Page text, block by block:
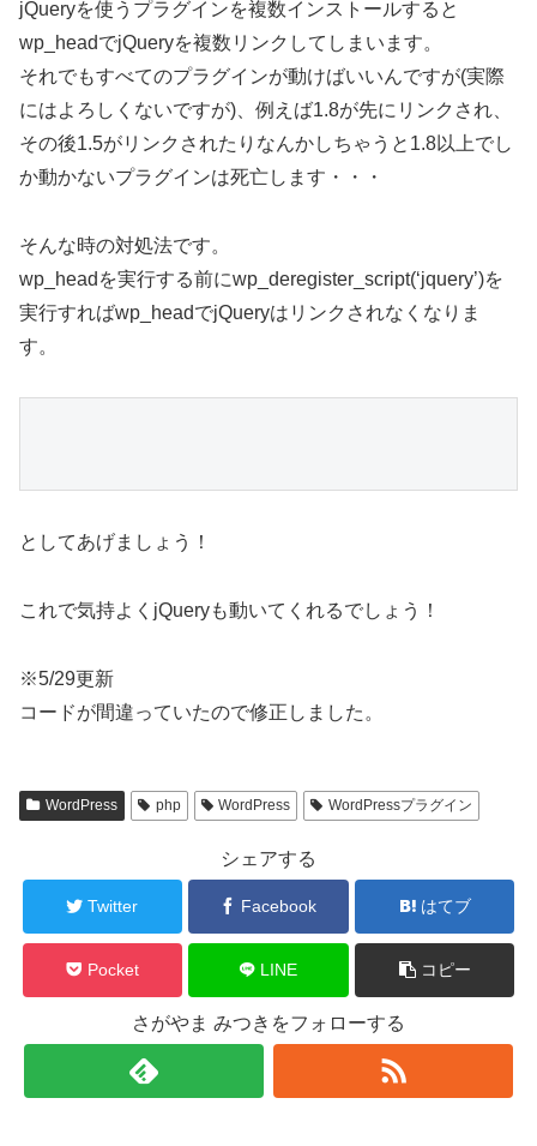
jQueryを使うプラグインを複数インストールすると
wp_headでjQueryを複数リンクしてしまいます。
それでもすべてのプラグインが動けばいいんですが(実際
にはよろしくないですが)、例えば1.8が先にリンクされ、
その後1.5がリンクされたりなんかしちゃうと1.8以上でし
か動かないプラグインは死亡します・・・
そんな時の対処法です。
wp_headを実行する前にwp_deregister_script(‘jquery’)を
実行すればwp_headでjQueryはリンクされなくなりま
す。
としてあげましょう！
これで気持よくjQueryも動いてくれるでしょう！
※5/29更新
コードが間違っていたので修正しました。
WordPress php WordPress WordPressプラグイン
シェアする
Twitter Facebook はてブ
Pocket LINE コピー
さがやま みつきをフォローする